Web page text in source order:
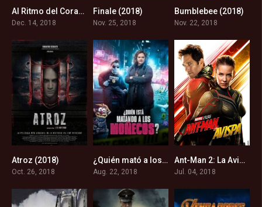
6.9Al Ritmo del Corazón (2018)
Dec. 14, 2018
Finale (2018)
Nov. 25, 2018
6.7
Bumblebee (2018)
Nov. 22, 2018
Atroz (2018)
Oct. 26, 2018
5.5¿Quién mató a los Puppets? (2018)
Aug. 22, 2018
7
Ant-Man 2: La Avispa (2018)
Jul. 04, 2018